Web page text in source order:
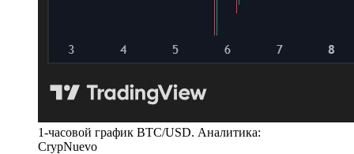
1-часовой график BTC/USD. Аналитика:
CrypNuevo